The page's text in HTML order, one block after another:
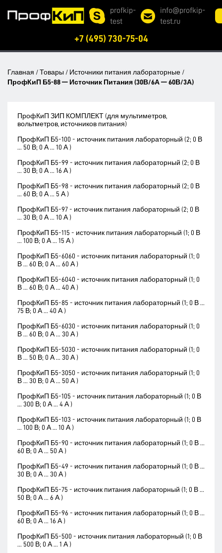
profkip-
test
info@profkip-
test.ru
+7 (495) 730-75-04
Главная / Товары / Источники питания лабораторные /
ПрофКиП Б5-88 — Источник Питания (30В/6А — 60В/3А)
ПрофКиП ЗИП КОМПЛЕКТ (для мультиметров,
вольтметров, источников питания)
ПрофКиП Б5-100 - источник питания лабораторный (2; 0 В
... 50 В; 0 А ... 10 А )
ПрофКиП Б5-99 - источник питания лабораторный (2; 0 В
... 30 В; 0 А ... 16 А )
ПрофКиП Б5-98 - источник питания лабораторный (2; 0 В
... 60 В; 0 А ... 5 А )
ПрофКиП Б5-97 - источник питания лабораторный (2; 0 В
... 30 В; 0 А ... 10 А )
ПрофКиП Б5-115 - источник питания лабораторный (1; 0 В
... 100 В; 0 А ... 15 А )
ПрофКиП Б5-6060 - источник питания лабораторный (1; 0
В ... 60 В; 0 А ... 60 А )
ПрофКиП Б5-6040 - источник питания лабораторный (1; 0
В ... 60 В; 0 А ... 40 А )
ПрофКиП Б5-85 - источник питания лабораторный (1; 0 В ...
75 В; 0 А ... 40 А )
ПрофКиП Б5-6030 - источник питания лабораторный (1; 0
В ... 60 В; 0 А ... 30 А )
ПрофКиП Б5-5030 - источник питания лабораторный (1; 0
В ... 50 В; 0 А ... 30 А )
ПрофКиП Б5-3050 - источник питания лабораторный (1; 0
В ... 30 В; 0 А ... 50 А )
ПрофКиП Б5-105 - источник питания лабораторный (1; 0 В
... 300 В; 0 А ... 4 А )
ПрофКиП Б5-103 - источник питания лабораторный (1; 0 В
... 100 В; 0 А ... 10 А )
ПрофКиП Б5-90 - источник питания лабораторный (1; 0 В ...
60 В; 0 А ... 50 А )
ПрофКиП Б5-49 - источник питания лабораторный (1; 0 В ...
30 В; 0 А ... 30 А )
ПрофКиП Б5-75 - источник питания лабораторный (1; 0 В ...
50 В; 0 А ... 6 А )
ПрофКиП Б5-96 - источник питания лабораторный (1; 0 В ...
60 В; 0 А ... 16 А )
ПрофКиП Б5-500 - источник питания лабораторный (1; 0 В
... 500 В; 0 А ... 1 А )